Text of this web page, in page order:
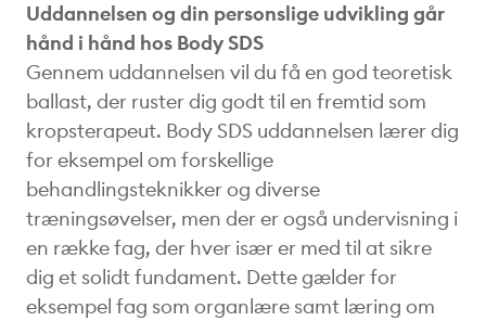
Uddannelsen og din personslige udvikling går
hånd i hånd hos Body SDS
Gennem uddannelsen vil du få en god teoretisk
ballast, der ruster dig godt til en fremtid som
kropsterapeut. Body SDS uddannelsen lærer dig
for eksempel om forskellige
behandlingsteknikker og diverse
træningsøvelser, men der er også undervisning i
en række fag, der hver især er med til at sikre
dig et solidt fundament. Dette gælder for
eksempel fag som organlære samt læring om